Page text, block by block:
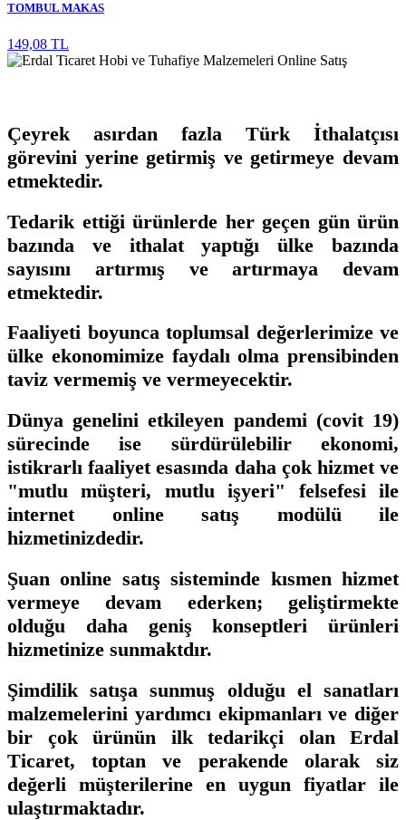
TOMBUL MAKAS
149,08 TL
Çeyrek asırdan fazla Türk İthalatçısı
görevini yerine getirmiş ve getirmeye devam
etmektedir.
Tedarik ettiği ürünlerde her geçen gün ürün
bazında ve ithalat yaptığı ülke bazında
sayısını artırmış ve artırmaya devam
etmektedir.
Faaliyeti boyunca toplumsal değerlerimize ve
ülke ekonomimize faydalı olma prensibinden
taviz vermemiş ve vermeyecektir.
Dünya genelini etkileyen pandemi (covit 19)
sürecinde ise sürdürülebilir ekonomi,
istikrarlı faaliyet esasında daha çok hizmet ve
"mutlu müşteri, mutlu işyeri" felsefesi ile
internet online satış modülü ile
hizmetinizdedir.
Şuan online satış sisteminde kısmen hizmet
vermeye devam ederken; geliştirmekte
olduğu daha geniş konseptleri ürünleri
hizmetinize sunmaktdır.
Şimdilik satışa sunmuş olduğu el sanatları
malzemelerini yardımcı ekipmanları ve diğer
bir çok ürünün ilk tedarikçi olan Erdal
Ticaret, toptan ve perakende olarak siz
değerli müşterilerine en uygun fiyatlar ile
ulaştırmaktadır.